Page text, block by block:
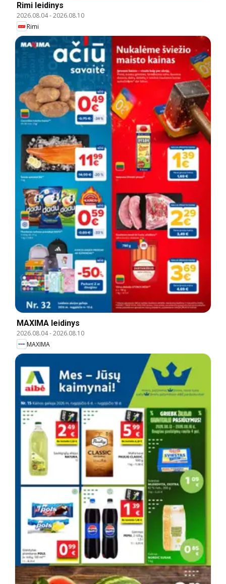
Rimi leidinys
2026.08.04-2026.08.10
Rimi
MAXIMA leidinys
2026.08.04-2026.08.10
MAXIMA